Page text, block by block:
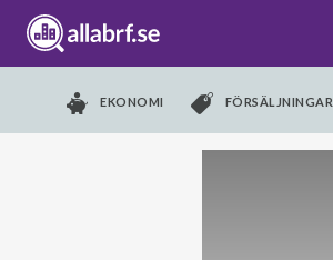
EKONOMI FÖRSÄLJNINGAR